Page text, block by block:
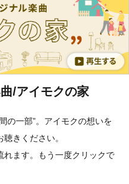
/アイモクの家
の一部”。アイモクの想いを
きください。
ます。もう一度クリックで